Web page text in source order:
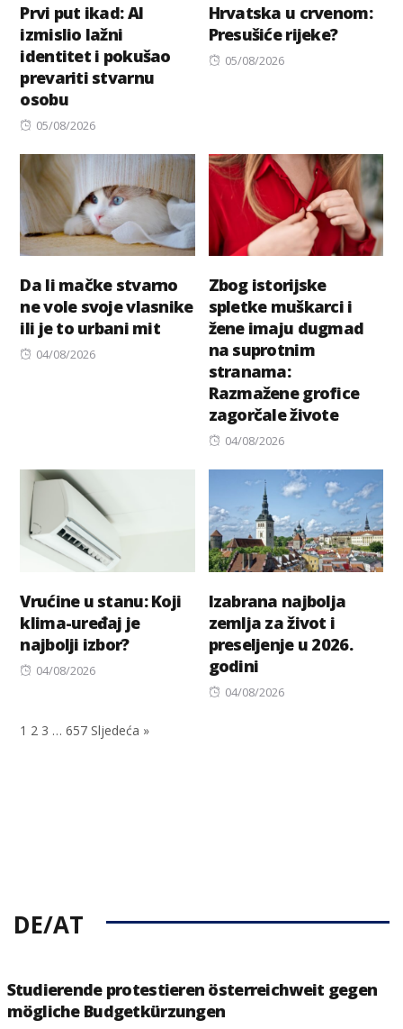
Prvi put ikad: AI
izmislio lažni
identitet i pokušao
prevariti stvarnu
osobu
Posted
05/08/2026
Hrvatska u crvenom:
Presušiće rijeke?
Posted
05/08/2026
Da li mačke stvarno
ne vole svoje vlasnike
ili je to urbani mit
Posted
04/08/2026
Zbog istorijske
spletke muškarci i
žene imaju dugmad
na suprotnim
stranama:
Razmažene grofice
zagorčale živote
Posted
04/08/2026
Vrućine u stanu: Koji
klima-uređaj je
najbolji izbor?
Posted
04/08/2026
Izabrana najbolja
zemlja za život i
preseljenje u 2026.
godini
Posted
04/08/2026
1 2 3 … 657 Sljedeća »
DE/AT
Studierende protestieren österreichweit gegen
mögliche Budgetkürzungen